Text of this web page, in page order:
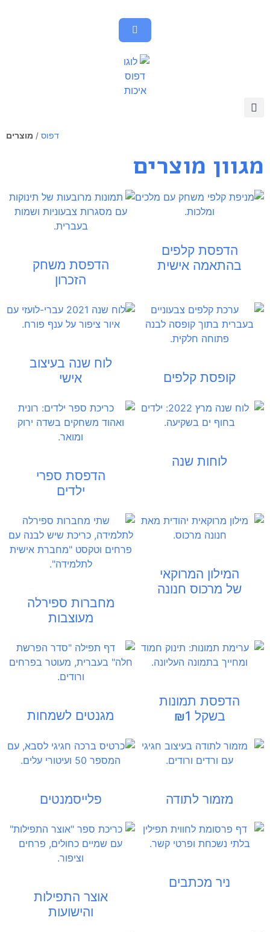
דפוס / מוצרים
מגוון מוצרים
הדפסת קלפים
בהתאמה אישית
הדפסת משחק
הזכרון
קופסת קלפים
לוח שנה בעיצוב
אישי
לוחות שנה
הדפסת ספרי
ילדים
המילון המרוקאי
של מרכוס חנונה
מחברות ספירלה
מעוצבות
הדפסת תמונות
בשקל ₪1
מגנטים לשמחות
מזמור לתודה פלייסמנטים
ניר מכתבים
אוצר התפילות
והישועות